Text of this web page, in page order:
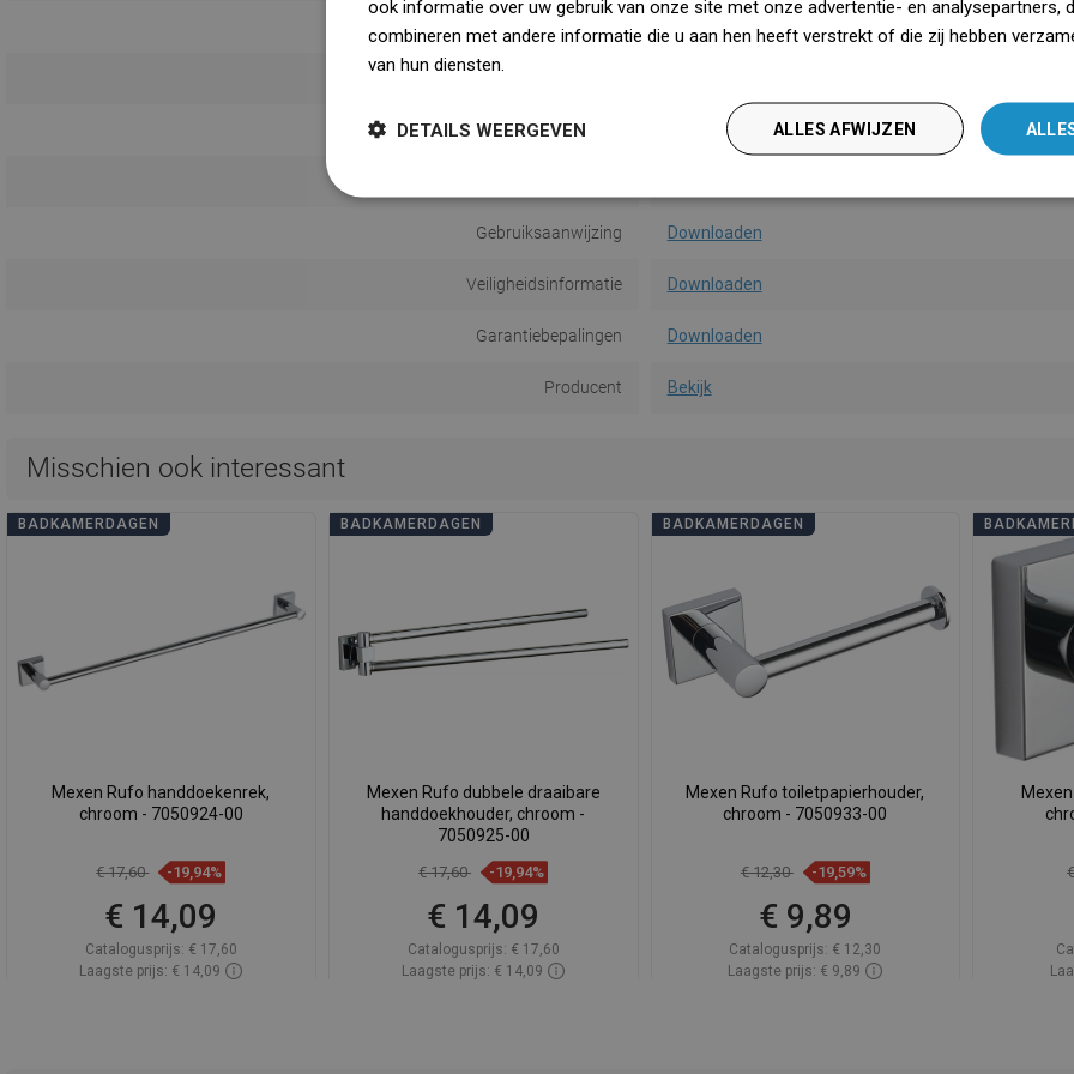
Vorm Vierkant
Aantal
Gebruiksaanwijzing Downloaden
Veiligheidsinformatie Downloaden
Garantiebepalingen Downloaden
Producent Bekijk
Misschien ook interessant
BADKAMERDAGEN
Mexen Rufo handdoekenrek,
chroom - 7050924-00
€ 17,60 -19,94%
€ 14,09
Catalogusprijs: € 17,60
Laagste prijs: € 14,09
BADKAMERDAGEN
Mexen Rufo dubbele draaibare
handdoekhouder, chroom -
7050925-00
€ 17,60 -19,94%
€ 14,09
Catalogusprijs: € 17,60
Laagste prijs: € 14,09
BADKAMERDAGEN
Mexen Rufo toiletpapierhouder,
chroom - 7050933-00
€ 12,30 -19,59%
€ 9,89
Catalogusprijs: € 12,30
Laagste prijs: € 9,89
ook informatie over uw gebruik van onze site met onze advertentie- en analysepartners,
combineren met andere informatie die u aan hen heeft verstrekt of die zij hebben
van hun diensten.
ALLES AFWIJZEN
DETAILS WEERGEVEN